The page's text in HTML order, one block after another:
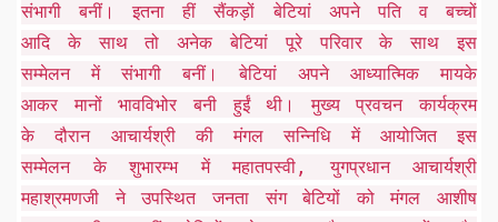
संभागी बनीं। इतना हीं सैंकड़ों बेटियां अपने पति व बच्चों
आदि के साथ तो अनेक बेटियां पूरे परिवार के साथ इस
सम्मेलन में संभागी बनीं। बेटियां अपने आध्यात्मिक मायके
आकर मानों भावविभोर बनी हुईं थी। मुख्य प्रवचन कार्यक्रम
के दौरान आचार्यश्री की मंगल सन्निधि में आयोजित इस
सम्मेलन के शुभारम्भ में महातपस्वी, युगप्रधान आचार्यश्री
महाश्रमणजी ने उपस्थित जनता संग बेटियों को मंगल आशीष